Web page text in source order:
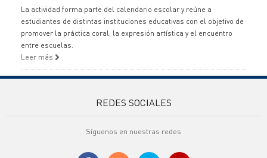
La actividad forma parte del calendario escolar y reúne a
estudiantes de distintas instituciones educativas con el objetivo de
promover la práctica coral, la expresión artística y el encuentro
entre escuelas.
Leer más
REDES SOCIALES
Síguenos en nuestras redes